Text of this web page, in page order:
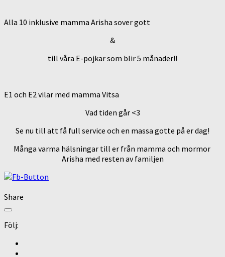
Alla 10 inklusive mamma Arisha sover gott
&
till våra E-pojkar som blir 5 månader!!
E1 och E2 vilar med mamma Vitsa
Vad tiden går <3
Se nu till att få full service och en massa gotte på er dag!
Många varma hälsningar till er från mamma och mormor
Arisha med resten av familjen
Share
Följ: